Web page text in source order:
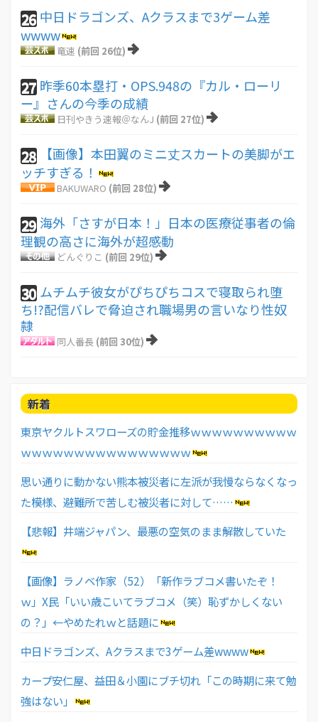
26 中日ドラゴンズ、Aクラスまで3ゲーム差
wwww
竜速 (前回 26位)
27 昨季60本塁打・OPS.948の『カル・ローリ
ー』さんの今季の成績
日刊やきう速報＠なんJ (前回 27位)
28
【画像】本田翼のミニ丈スカートの美脚がエ
ッチすぎる！
BAKUWARO (前回 28位)
29 海外「さすが日本！」日本の医療従事者の倫
理観の高さに海外が超感動
どんぐりこ (前回 29位)
30 ムチムチ彼女がぴちぴちコスで寝取られ堕
ち!?配信バレで脅迫され職場男の言いなり性奴
隷
同人番長 (前回 30位)
新着
東京ヤクルトスワローズの貯金推移ｗｗｗｗｗｗｗｗｗｗ
ｗｗｗｗｗｗｗｗｗｗｗｗｗｗｗｗ
思い通りに動かない熊本被災者に左派が我慢ならなくなっ
た模様、避難所で苦しむ被災者に対して……
【悲報】井端ジャパン、最悪の空気のまま解散していた
【画像】ラノベ作家（52）「新作ラブコメ書いたぞ！
ｗ」X民「いい歳こいてラブコメ（笑）恥ずかしくない
の？」←やめたれｗと話題に
中日ドラゴンズ、Aクラスまで3ゲーム差wwww
カープ安仁屋、益田＆小園にブチ切れ「この時期に来て勉
強はない」